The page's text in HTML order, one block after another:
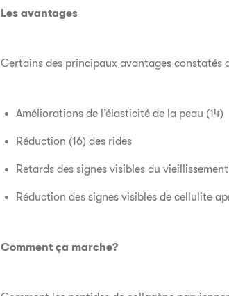
Les avantages
Certains des principaux avantages constatés
Améliorations de l’élasticité de la peau (14)
Réduction (16) des rides
Retards des signes visibles du
Réduction des signes visibles de cellulite
Comment ça marche?